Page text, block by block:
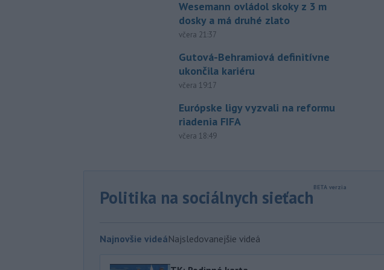
Wesemann ovládol skoky z 3 m
dosky a má druhé zlato
včera 21:37
Gutová-Behramiová definitívne
ukončila kariéru
včera 19:17
Európske ligy vyzvali na reformu
riadenia FIFA
včera 18:49
Politika na sociálnych sieťach
Najnovšie videáNajsledovanejšie videá